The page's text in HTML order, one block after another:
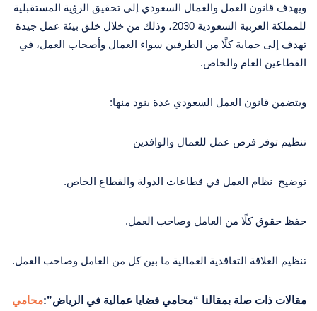
ويهدف قانون العمل والعمال السعودي إلى تحقيق الرؤية المستقبلية
للمملكة العربية السعودية 2030، وذلك من خلال خلق بيئة عمل جيدة
تهدف إلى حماية كلًا من الطرفين سواء العمال وأصحاب العمل، في
القطاعين العام والخاص.
ويتضمن قانون العمل السعودي عدة بنود منها:
تنظيم توفر فرص عمل للعمال والوافدين
توضيح نظام العمل في قطاعات الدولة والقطاع الخاص.
حفظ حقوق كلًا من العامل وصاحب العمل.
تنظيم العلاقة التعاقدية العمالية ما بين كل من العامل وصاحب العمل.
مقالات ذات صلة بمقالنا “محامي قضايا عمالية في الرياض”:محامي